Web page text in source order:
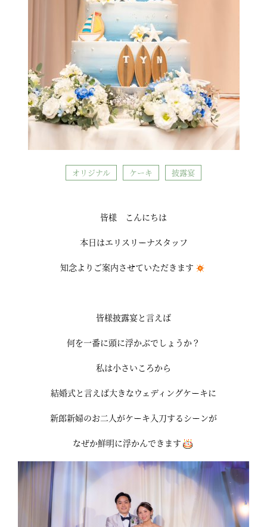
オリジナル ケーキ 披露宴
皆様 こんにちは
本日はエリスリーナスタッフ
知念よりご案内させていただきます
皆様披露宴と言えば
何を一番に頭に浮かぶでしょうか？
私は小さいころから
結婚式と言えば大きなウェディングケーキに
新郎新婦のお二人がケーキ入刀するシーンが
なぜか鮮明に浮かんできます